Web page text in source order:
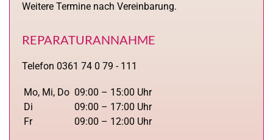
Weitere Termine nach Vereinbarung.
REPARATURANNAHME
Telefon 0361 74 0 79 - 111
Mo, Mi, Do 09:00 – 15:00 Uhr
Di
09:00 – 17:00 Uhr
Fr
09:00 – 12:00 Uhr